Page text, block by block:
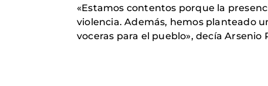
«Estamos contentos porque la
violencia. Además, hemos planteado
voceras para el pueblo», decía